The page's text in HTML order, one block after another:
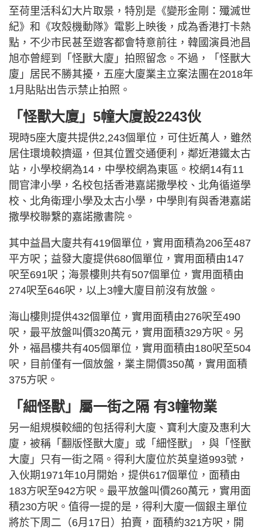
至荷里活科幻大片取景，特別是《變形金剛：殲滅世
紀》和《攻殼機動隊》電影上映後，成為香港打卡熱
點，不少市民甚至遊客都會特意前往，韓國演員池昌
旭亦曾經到「怪獸大廈」拍照留念。不過，「怪獸大
廈」居民不勝其擾，五座大廈業主立案法團在2018年
1月貼貼出告示禁止拍照。
「怪獸大廈」5幢大廈設2243伙
現時5座大廈共提供2,243個單位，可住近萬人，雖然
居住環境較擠逼，但其位置交通便利，鄰近港鐵太古
站，小學校網為14，中學校網為東區。校網14有11
間官津小學，名校包括香港嘉諾撒學校、北角循道學
校、北角衛理小學及太古小學，中學則有與香港嘉諾
撒學校聯繫的嘉諾撒書院。
其中益昌大廈共有419個單位，實用面積為206至487
平方呎；益發大廈提供680個單位，實用面積由147
呎至691呎；海景樓則共有507個單位，實用面積由
274呎至646呎，以上3幢大廈目前沒有放盤。
海山樓則提供432個單位，實用面積由276呎至490
呎，最平放盤叫價320萬元，實用面積329方呎。另
外，福昌樓共有405個單位，實用面積由180呎至504
呎，目前僅有一個放盤，業主開價350萬，實用面積
375方呎。
「細怪獸」屬一街之隔 有3幢物業
另一組規模較細的包括得利大廈、寶利大廈及惠利大
廈，被稱「翻版怪獸大廈」或「細怪獸」，與「怪獸
大廈」只有一街之隔。得利大廈位於英皇道993號，
入伙期1971年10月開始，提供617個單位，面積由
183方呎至942方呎。最平放盤叫價260萬元，實用面
積230方呎。值得一提的是，得利大廈一個銀主單位
將於下周二（6月17日）拍賣，面積約321方呎，開